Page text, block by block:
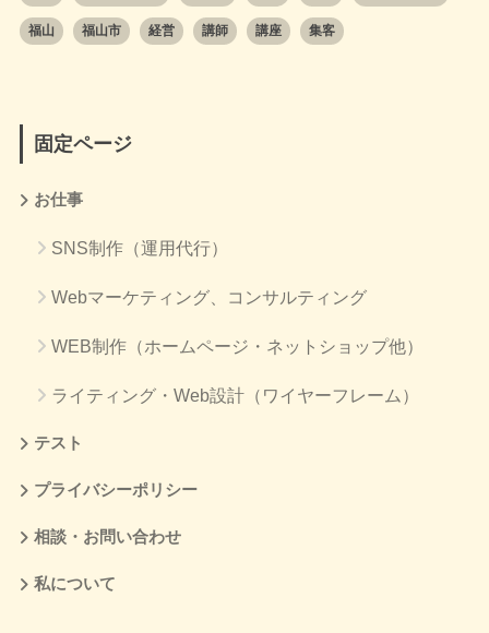
福山 福山市 経営 講師 講座 集客
固定ページ
お仕事
SNS制作（運用代行）
Webマーケティング、コンサルティング
WEB制作（ホームページ・ネットショップ他）
ライティング・Web設計（ワイヤーフレーム）
テスト
プライバシーポリシー
相談・お問い合わせ
私について